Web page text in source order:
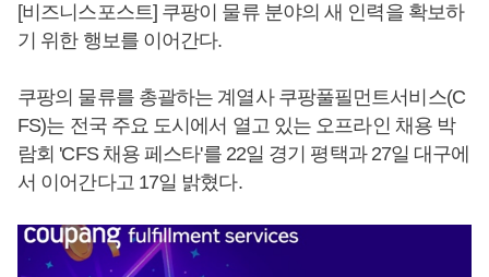
[비즈니스포스트] 쿠팡이 물류 분야의 새 인력을 확보하
기 위한 행보를 이어간다.
쿠팡의 물류를 총괄하는 계열사 쿠팡풀필먼트서비스(C
FS)는 전국 주요 도시에서 열고 있는 오프라인 채용 박
람회 'CFS 채용 페스타'를 22일 경기 평택과 27일 대구에
서 이어간다고 17일 밝혔다.